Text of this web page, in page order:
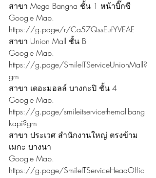
สาขา Mega Bangna ชั้น 1 หน้าบิ๊กซี
Google Map.
https://g.page/r/Ca57QssEufYVEAE
สาขา Union Mall ชั้น B
Google Map.
https://g.page/SmileITServiceUnionMall?
gm
สาขา เดอะมอลล์ บางกะปิ ชั้น 4
Google Map.
https://g.page/smileitservicethemallbang
kapi?gm
สาขา ประเวศ สำนักงานใหญ่ ตรงข้าม
เมกะ บางนา
Google Map.
https://g.page/SmileITServiceHeadOffic